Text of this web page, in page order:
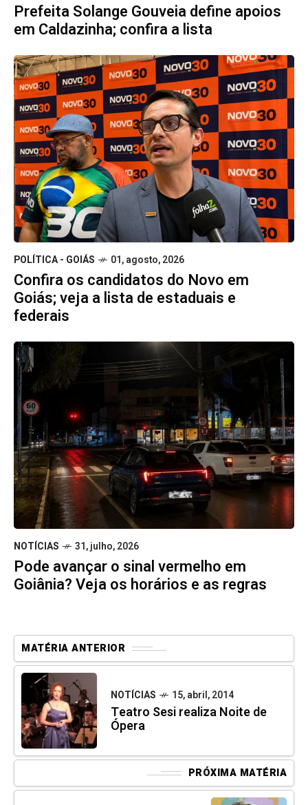
Prefeita Solange Gouveia define apoios
em Caldazinha; confira a lista
POLÍTICA - GOIÁS 01, agosto, 2026
Confira os candidatos do Novo em
Goiás; veja a lista de estaduais e
federais
NOTÍCIAS 31, julho, 2026
Pode avançar o sinal vermelho em
Goiânia? Veja os horários e as regras
MATÉRIA ANTERIOR
NOTÍCIAS 15, abril, 2014
Teatro Sesi realiza Noite de
Ópera
PRÓXIMA MATÉRIA